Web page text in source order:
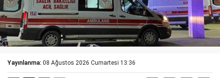
Yayınlanma: 08 Ağustos 2026 Cumartesi 13:36